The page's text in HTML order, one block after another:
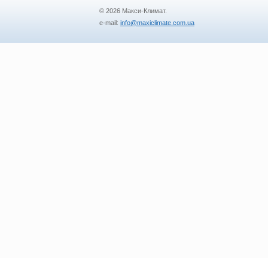
© 2026 Макси-Климат.
e-mail: info@maxiclimate.com.ua